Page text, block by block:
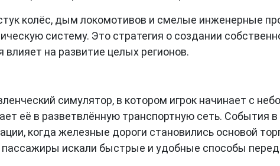
колёс, дым локомотивов и смелые инженерные
систему. Это стратегия о создании
на развитие целых регионов.
симулятор, в котором игрок начинает с
её в разветвлённую транспортную сеть. События в
когда железные дороги становились основой
искали быстрые и удобные способы